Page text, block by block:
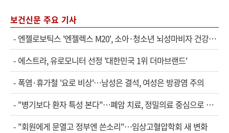
보건신문 주요 기사
- 엔젤로보틱스 '엔젤렉스 M20', 소아·청소년 뇌성마비자 건강보험 확대 적용
- 에스트라, 유로모니터 선정 '대한민국 1위 더마브랜드'
- 폭염·휴가철 '요로 비상'…남성은 결석, 여성은 방광염 주의
- "병기보다 환자 특성 본다"…폐암 치료, 정밀의료 중심으로 진화
- "회원에게 문열고 정부엔 쓴소리"…임상고혈압학회 새 변화